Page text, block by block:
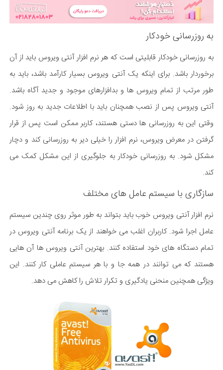
به روزرسانی خودکار
به روزرسانی خودکار قابلیتی است که هر نرم افزار آنتی ویروس باید از آن
برخوردار باشد. برای اینکه یک آنتی ویروس بسیار کارآمد باشد، باید به
طور مرتب از تمام ویروس ها و بدافزارهای موجود و جدید آگاه باشد.
آنتی ویروس پس از نصب همچنان باید با اطلاعات جدید به روز شود.
وقتی این به روزرسانی ها دستی هستند، کاربر ممکن است پس از قرار
گرفتن در معرض ویروس، نرم افزار را خیلی دیر به روزرسانی کند و دچار
مشکل شود. به روزرسانی خودکار به جلوگیری از این مشکل کمک می
کند.
سازگاری با سیستم عامل های مختلف
نرم افزار آنتی ویروس خوب باید بتواند به طور موثر روی چندین سیستم
عامل اجرا شود. کاربران اغلب می خواهند از یک برنامه آنتی ویروس در
تمام دستگاه های خود استفاده کنند. بهترین آنتی ویروس ها آن هایی
هستند که می توانند در همه جا و با هر سیستم عاملی کار کنند. این
ویژگی همچنین منحنی یادگیری و تکرار تلاش را کاهش می دهد.